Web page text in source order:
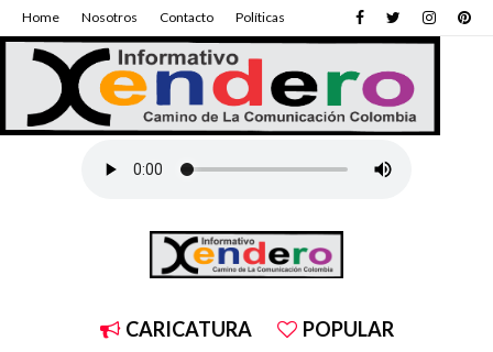
Home Nosotros Contacto Políticas
CARICATURA POPULAR